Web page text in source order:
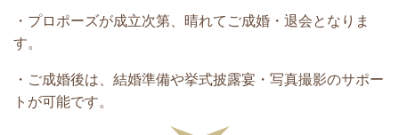
・プロポーズが成立次第、晴れてご成婚・退会となりま
す。
・ご成婚後は、結婚準備や挙式披露宴・写真撮影のサポー
トが可能です。